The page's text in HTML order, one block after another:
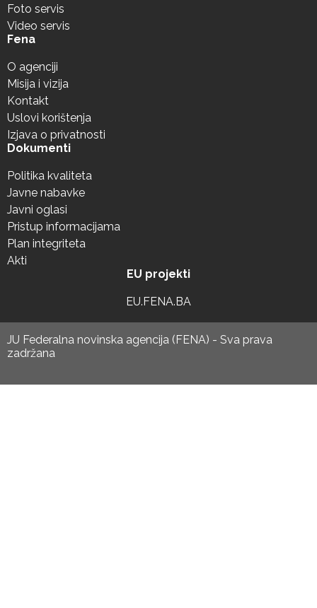
Foto servis
Video servis
Fena
O agenciji
Misija i vizija
Kontakt
Uslovi korištenja
Izjava o privatnosti
Dokumenti
Politika kvaliteta
Javne nabavke
Javni oglasi
Pristup informacijama
Plan integriteta
Akti
EU projekti
EU.FENA.BA
JU Federalna novinska agencija (FENA) - Sva prava
zadržana